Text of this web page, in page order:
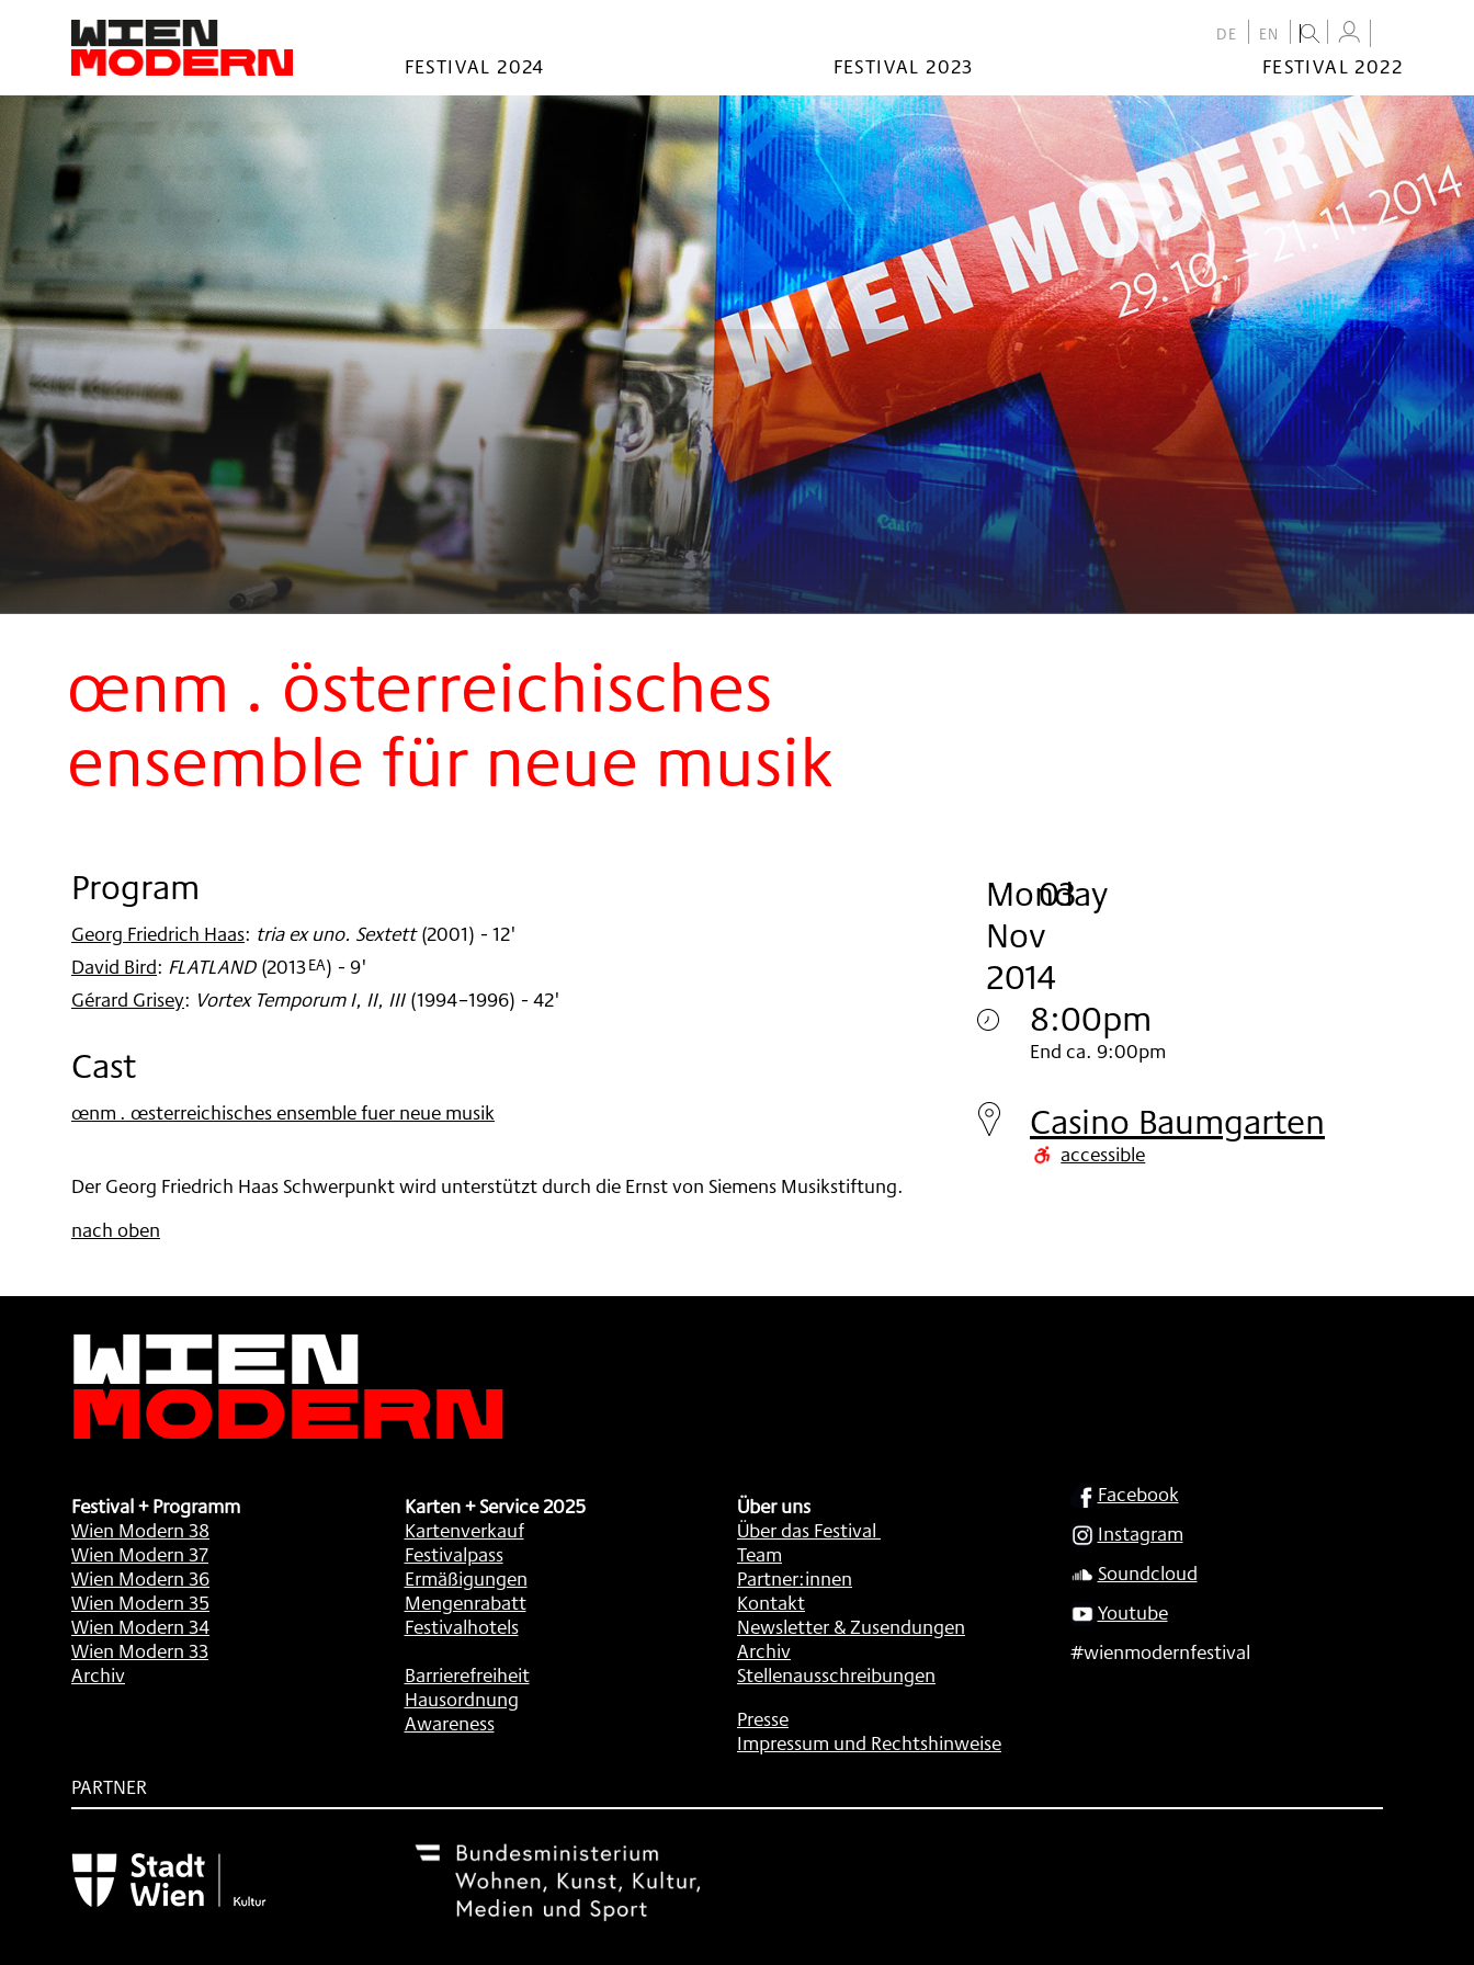
springen
DE EN
FESTIVAL 2024 FESTIVAL 2023
FESTIVAL 2022
FESTIVAL
2022
CALENDAR
VENUES
œnm . österreichisches
ensemble für neue musik
Monday
, 03
.
Nov
2014
.
8:00pm
Monday
03.
Nov
End ca. 9:00pm
Casino Baumgarten
accessible
Program
Georg Friedrich Haas: tria ex uno. Sextett (2001) - 12'
David Bird: FLATLAND (2013EA) - 9'
Gérard Grisey: Vortex Temporum I, II, III (1994–1996) - 42'
Cast
œnm . œsterreichisches ensemble fuer neue musik
Der Georg Friedrich Haas Schwerpunkt wird unterstützt durch die Ernst von Siemens Musikstiftung.
nach oben
Wien
Modern
Festival + Programm
Wien Modern 38
Wien Modern 37
Wien Modern 36
Wien Modern 35
Wien Modern 34
Wien Modern 33
Archiv
Karten + Service 2025
Kartenverkauf
Festivalpass
Ermäßigungen
Mengenrabatt
Festivalhotels
Barrierefreiheit
Hausordnung
Awareness
Über uns
Über das Festival
Team
Partner:innen
Kontakt
Newsletter & Zusendungen
Archiv
Stellenausschreibungen
Presse
Impressum und Rechtshinweise
SOCIAL
Facebook
Instagram
Soundcloud
Youtube
#wienmodernfestival
PARTNER